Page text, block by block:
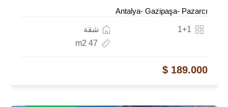
Antalya- Gazipaşa- Pazarcı
شقة
1+1
47 m2
189.000 $